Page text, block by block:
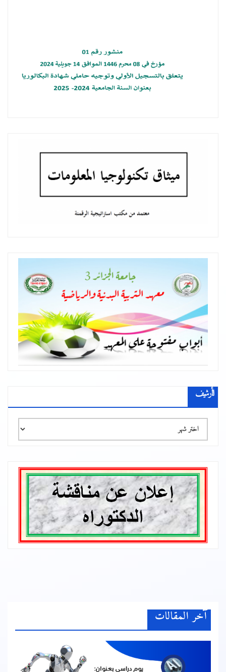
الأرشيف
الأرشيف
آخر المقالات